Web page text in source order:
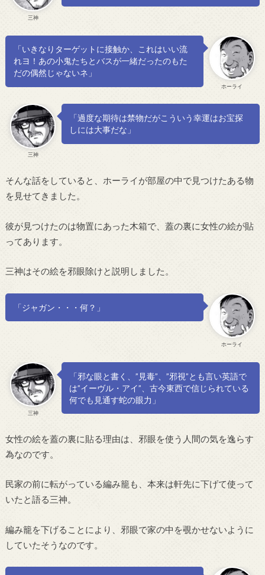
三神
ホーライ
「いきなりターゲットに接触か、これはいい流
れヨ！あの小鬼たちとバスが一緒だったのもた
だの偶然じゃないネ」
三神
「過度な期待は禁物だがこういう幸運はお宝探
しには大事だな」
そんな話をしていると、ホーライが部屋の中で見つけたある物
を見せてきました。
彼が見つけたのは物置にあった木箱で、蓋の裏に女性の絵が貼
ってあります。
三神はその絵を邪眼除けと説明しました。
ホーライ
「ジャガン・・・何？」
三神
「邪な眼と書く、”見毒”、”邪視”とも言い英語で
は”イーヴル・アイ”、古今東西で信じられている
何でも見通す蛇の眼力」
女性の絵を蓋の裏に貼る理由は、邪眼を使う人間の気を逸らす
為なのです。
民家の前に転がっている編み籠も、本来は軒先に下げて使って
いたと語る三神。
編み籠を下げることにより、邪眼で家の中を覗かせないように
していたそうなのです。